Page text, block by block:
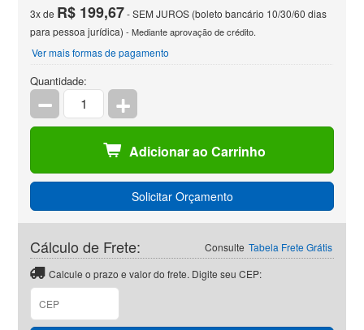
3x de R$ 199,67- SEM JUROS (boleto bancário 10/30/60 dias
para pessoa jurídica) - Mediante aprovação de crédito.
Ver mais formas de pagamento
Quantidade:
Adicionar ao Carrinho
Solicitar Orçamento
Consulte Tabela Frete Grátis
Cálculo de Frete:
Calcule o prazo e valor do frete. Digite seu CEP: